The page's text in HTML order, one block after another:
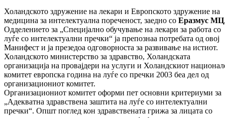
Холандското здружение на лекари и Европското здружение на
медицина за интелектуална пореченост, заедно со Еразмус МЦ
Одделението за „Специјално обучување на лекари за работа со
луѓе со интелектуални пречки“ ја препознаа потребата од овој
Манифест и ја презедоа одговорноста за развивање на истиот.
Холандското министерство за здравство, Холандската
организација на провајдери на услуги и Холандскиот
комитет европска година на луѓе со пречки 2003 беа дел од
организациониот комитет.
Организациониот комитет оформи пет основни критериуми за
„Адекватна здравствена заштита на луѓе со интелектуални
пречки“. Општ поглед кон здравствената грижа за лицата со